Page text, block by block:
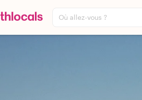
Où allez-vous ?